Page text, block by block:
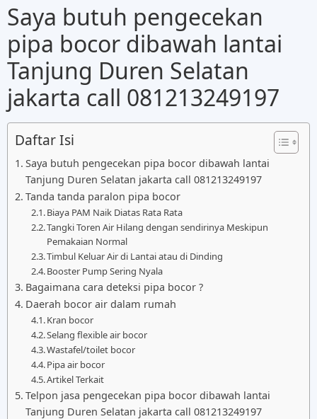
Saya butuh pengecekan
pipa bocor dibawah lantai
Tanjung Duren Selatan
jakarta call 081213249197
Daftar Isi
Saya butuh pengecekan pipa bocor dibawah lantai
Tanjung Duren Selatan jakarta call 081213249197
Tanda tanda paralon pipa bocor
Biaya PAM Naik Diatas Rata Rata
Tangki Toren Air Hilang dengan sendirinya Meskipun
Pemakaian Normal
Timbul Keluar Air di Lantai atau di Dinding
Booster Pump Sering Nyala
Bagaimana cara deteksi pipa bocor ?
Daerah bocor air dalam rumah
Kran bocor
Selang flexible air bocor
Wastafel/toilet bocor
Pipa air bocor
Artikel Terkait
Telpon jasa pengecekan pipa bocor dibawah lantai
Tanjung Duren Selatan jakarta call 081213249197